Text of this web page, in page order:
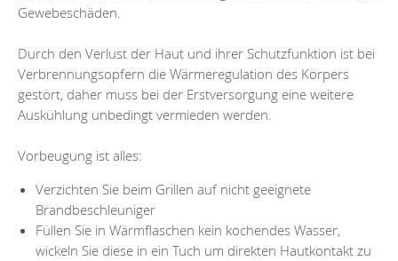
Gewebeschäden.
Durch den Verlust der Haut und ihrer Schutzfunktion ist bei
Verbrennungsopfern die Wärmeregulation des Körpers
gestört, daher muss bei der Erstversorgung eine weitere
Auskühlung unbedingt vermieden werden.
Vorbeugung ist alles:
Verzichten Sie beim Grillen auf nicht geeignete
Brandbeschleuniger
Füllen Sie in Wärmflaschen kein kochendes Wasser,
wickeln Sie diese in ein Tuch um direkten Hautkontakt zu